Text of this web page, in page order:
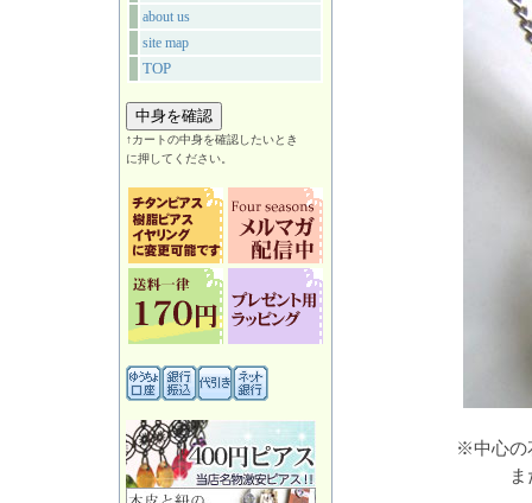
about us
site map
TOP
↑カートの中身を確認したいとき
に押してください。
※中心の